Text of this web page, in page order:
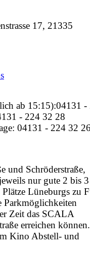
17, 21335
ab 15:15):04131 -
- 224 32 28
04131 - 224 32
und Schröderstraße,
nur gute 2 bis 3
Lüneburgs zu
Parkmöglichkeiten
Zeit das SCALA
erreichen
Kino Abstell- und